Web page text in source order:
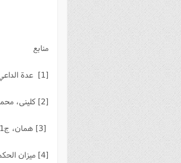
منابع
[1] عدة الداعي و نجاح الساعي، جلد۱، صفحه۳۳۲،
[2] كلينى، محمد بن يعقوب بن اسحاق، ‏كافي، قم‏: دار الحديث، ‏1429ق، ج ٥، ص٣٢٣.
[3] همان، ج11، ص336.
[4] میزان الحکمه، جلد ۱، ص ۱۰۷